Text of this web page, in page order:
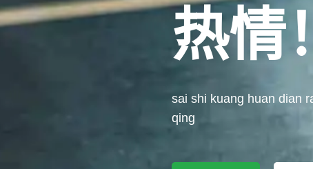
热情！
sai shi kuang huan dian
qing